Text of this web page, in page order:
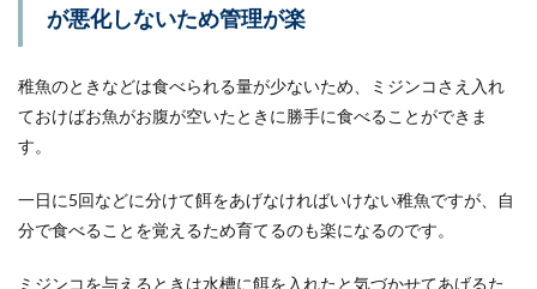
が悪化しないため管理が楽
稚魚のときなどは食べられる量が少ないため、ミジンコさえ入れ
ておけばお魚がお腹が空いたときに勝手に食べることができま
す。
一日に5回などに分けて餌をあげなければいけない稚魚ですが、自
分で食べることを覚えるため育てるのも楽になるのです。
ミジンコを与えるときは水槽に餌を入れたと気づかせてあげるた